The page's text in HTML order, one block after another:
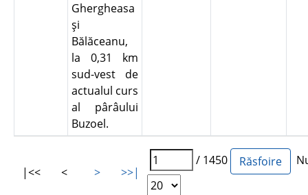
Ghergheasa
şi
Bălăceanu,
la 0,31 km
sud-vest de
actualul curs
al pârâului
Buzoel.
|<< < > >>|
/ 1450